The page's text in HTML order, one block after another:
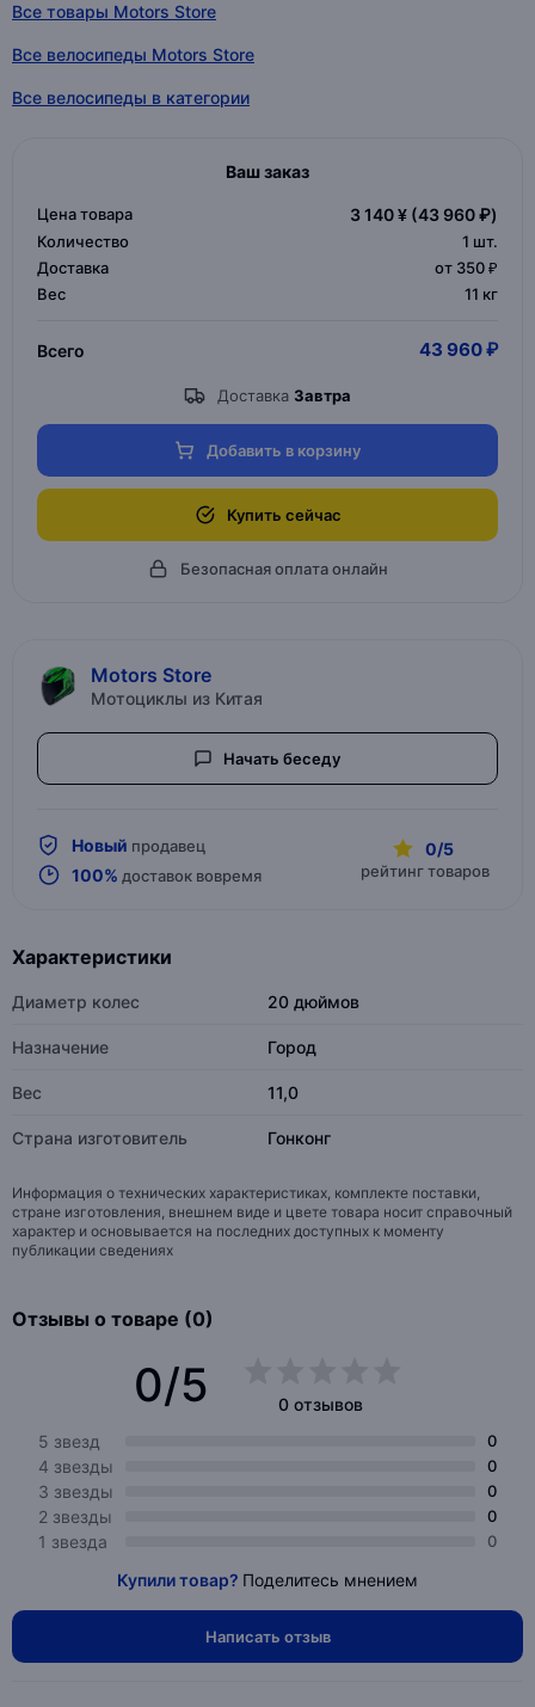
Все товары Motors Store
Все велосипеды Motors Store
Все велосипеды в категории
Ваш заказ
Цена товара 3 140 ¥ (43 960 ₽)
Количество 1 шт.
Доставка
от 350 ₽
Вес
11 кг
Всего 43 960 ₽
Доставка Завтра
Добавить в корзину
Купить сейчас
Безопасная оплата онлайн
Motors Store
Мотоциклы из Китая
Начать беседу
Новый продавец
100% доставок вовремя
0/5
рейтинг товаров
Характеристики
Диаметр колес 20 дюймов
Назначение Город
Вес 11,0
Страна изготовитель Гонконг
Информация о технических характеристиках, комплекте поставки,
стране изготовления, внешнем виде и цвете товара носит справочный
характер и основывается на последних доступных к моменту
публикации сведениях
Отзывы о товаре (0)
0/5
0 отзывов
5 звезд
0
4 звезды 0
3 звезды 0
2 звезды 0
1 звезда 0
Купили товар? Поделитесь мнением
Написать отзыв